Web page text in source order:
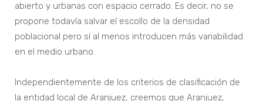
abierto y urbanas con espacio cerrado. Es decir, no se
propone todavía salvar el escollo de la densidad
poblacional pero sí al menos introducen más variabilidad
en el medio urbano.
Independientemente de los criterios de clasificación de
la entidad local de Aranjuez, creemos que Aranjuez,